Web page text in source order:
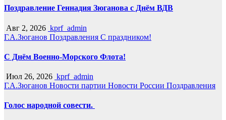
Поздравление Геннадия Зюганова с Днём ВДВ
Авг 2, 2026 kprf_admin
Г.А.Зюганов Поздравления С праздником!
С Днём Военно-Морского Флота!
Июл 26, 2026 kprf_admin
Г.А.Зюганов Новости партии Новости России Поздравления
Голос народной совести.